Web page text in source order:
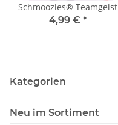
Schmoozies® Teamgeist
4,99 € *
Kategorien
Neu im Sortiment